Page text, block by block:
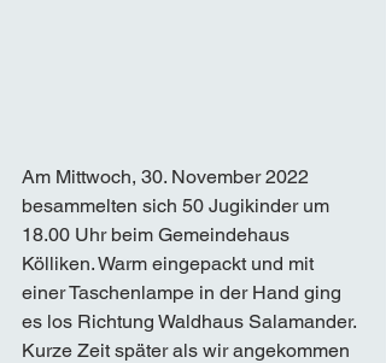
Am Mittwoch, 30. November 2022
besammelten sich 50 Jugikinder um
18.00 Uhr beim Gemeindehaus
Kölliken. Warm eingepackt und mit
einer Taschenlampe in der Hand ging
es los Richtung Waldhaus Salamander.
Kurze Zeit später als wir angekommen